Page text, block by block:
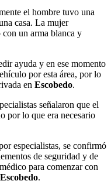
el hombre tuvo una
casa. La mujer
un arma blanca y
ayuda y en ese momento
por esta área, por lo
en Escobedo.
señalaron que el
por lo que era necesario
especialistas, se confirmó
de seguridad y de
para comenzar con
Escobedo.